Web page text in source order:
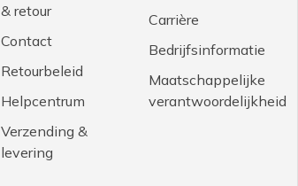
& retour
Contact
Retourbeleid
Helpcentrum
Verzending &
levering
Carrière
Bedrijfsinformatie
Maatschappelijke
verantwoordelijkheid